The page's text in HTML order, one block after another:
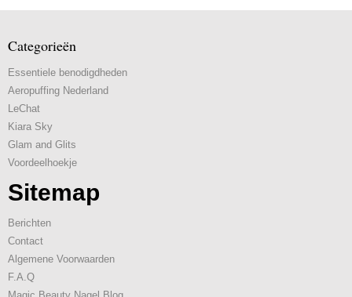
Categorieën
Essentiele benodigdheden
Aeropuffing Nederland
LeChat
Kiara Sky
Glam and Glits
Voordeelhoekje
Sitemap
Berichten
Contact
Algemene Voorwaarden
F.A.Q